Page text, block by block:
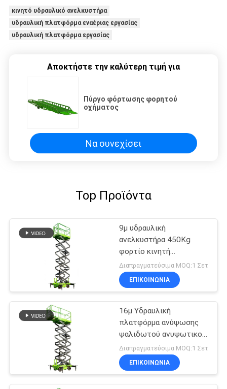
κινητό υδραυλικό ανελκυστήρα
υδραυλική πλατφόρμα εναέριας εργασίας
υδραυλική πλατφόρμα εργασίας
Αποκτήστε την καλύτερη τιμή για
Πύργο φόρτωσης φορητού
οχήματος
Να συνεχίσει
Top Προϊόντα
9μ υδραυλική
ανελκυστήρα 450Kg
φορτίο κινητή
ανελκυστήρα ψαλίδι
Διαπραγματεύσιμα MOQ:1 Σετ
ΕΠΙΚΟΙΝΩΝΙΑ
16μ Υδραυλική
πλατφόρμα ανύψωσης
ψαλιδωτού ανυψωτικού
μηχανήματος με
επεκτεινόμενη
πλατφόρμα
Διαπραγματεύσιμα MOQ:1 Σετ
ΕΠΙΚΟΙΝΩΝΙΑ